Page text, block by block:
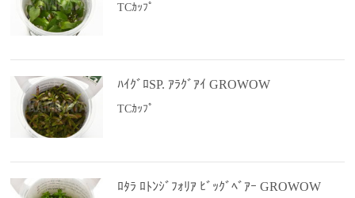
TCｶｯﾌﾟ
ﾊｲｸﾞﾛSP. ｱﾗｸﾞｱｲ GROWOW
TCｶｯﾌﾟ
ﾛﾀﾗ ﾛﾄﾝｼﾞﾌｫﾘｱ ﾋﾞｯｸﾞﾍﾞｱｰ GROWOW